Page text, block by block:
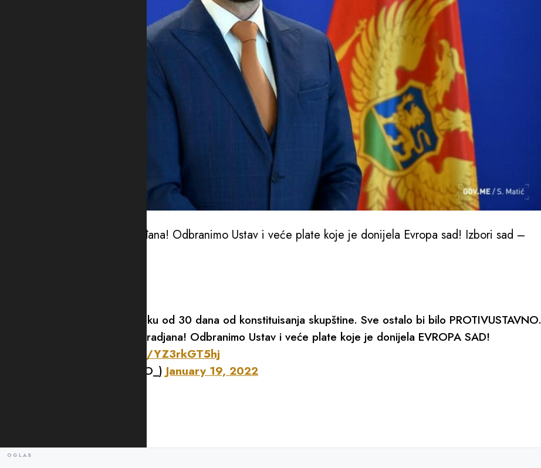
Odbranimo izbornu volju građana! Odbranimo Ustav i veće plate koje je donijela Evropa sad! Izbori sad –
Novi mandatar SAMO u roku od 30 dana od konstituisanja skupštine. Sve ostalo bi bilo PROTIVUSTAVNO.
Odbranimo izbornu volju gradjana! Odbranimo Ustav i veće plate koje je donijela EVROPA SAD!
https://t.co/YZ3rkGT5hj
— Janko Odović (@Janko_O_) January 19, 2022